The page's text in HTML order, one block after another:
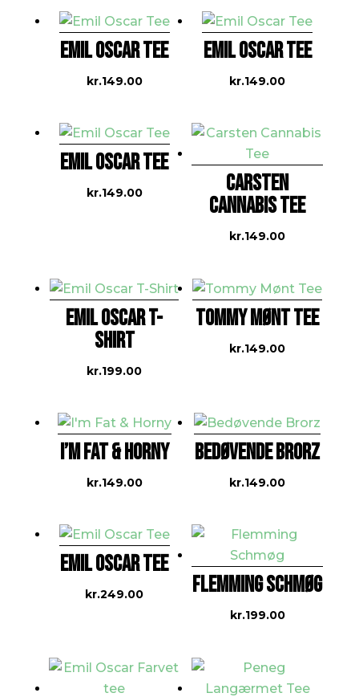
EMIL OSCAR TEE
kr.149.00
EMIL OSCAR TEE
kr.149.00
EMIL OSCAR TEE
kr.149.00
CARSTEN
CANNABIS TEE
kr.149.00
EMIL OSCAR T-
SHIRT
kr.199.00
TOMMY MØNT TEE
kr.149.00
I’M FAT & HORNY
kr.149.00
BEDØVENDE BRORZ
kr.149.00
EMIL OSCAR TEE
kr.249.00 FLEMMING SCHMØG
kr.199.00